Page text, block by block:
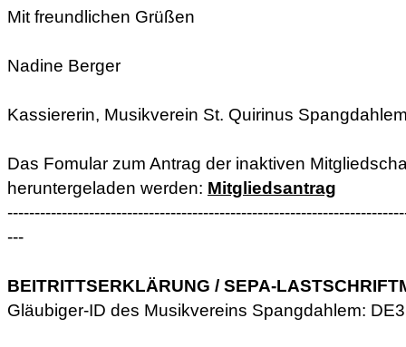
Mit freundlichen Grüßen
Nadine Berger
Kassiererin, Musikverein St. Quirinus
Das Fomular zum Antrag der inaktiven
heruntergeladen werden: Mitgliedsantrag
---
BEITRITTSERKLÄRUNG / SEPA-
Gläubiger-ID des Musikvereins Spangdahlem: